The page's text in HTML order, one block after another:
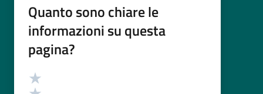
Quanto sono chiare le
informazioni su questa
pagina?
Valutazione